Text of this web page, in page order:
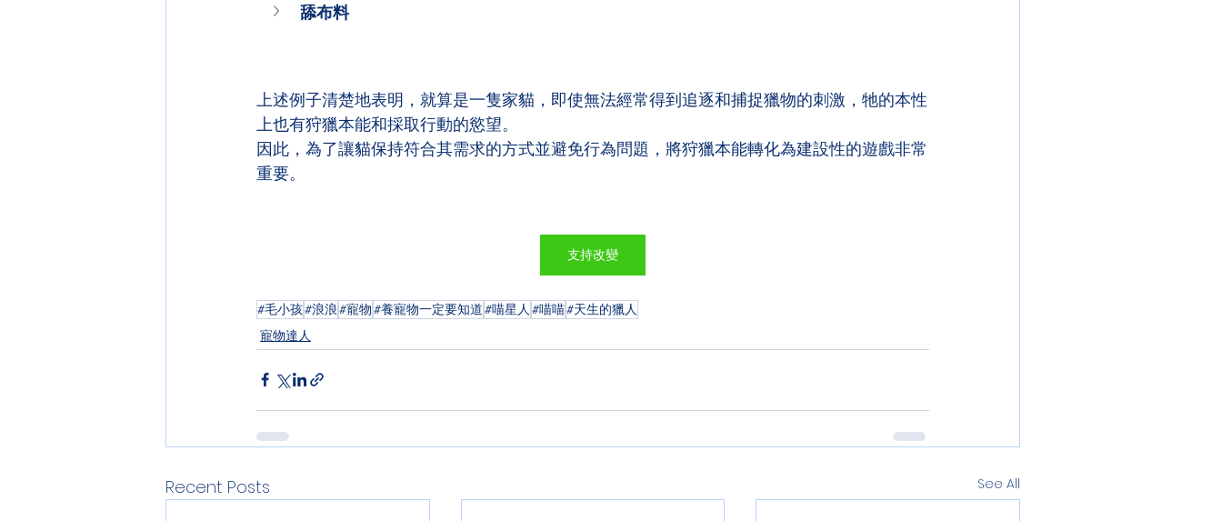
舔布料
上述例子清楚地表明，就算是一隻家貓，即使無法經常得到追逐和捕捉獵物的刺激，牠的本性
上也有狩獵本能和採取行動的慾望。
因此，為了讓貓保持符合其需求的方式並避免行為問題，將狩獵本能轉化為建設性的遊戲非常
重要。
支持改變
#毛小孩#浪浪#寵物#養寵物一定要知道#喵星人 #喵喵#天生的獵人
寵物達人
Recent Posts See All